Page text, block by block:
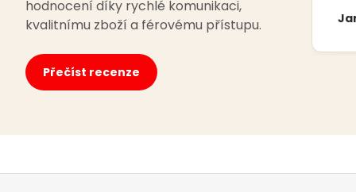
hodnocení díky rychlé komunikaci,
kvalitnímu zboží a férovému přístupu.
Přečíst recenze
Z